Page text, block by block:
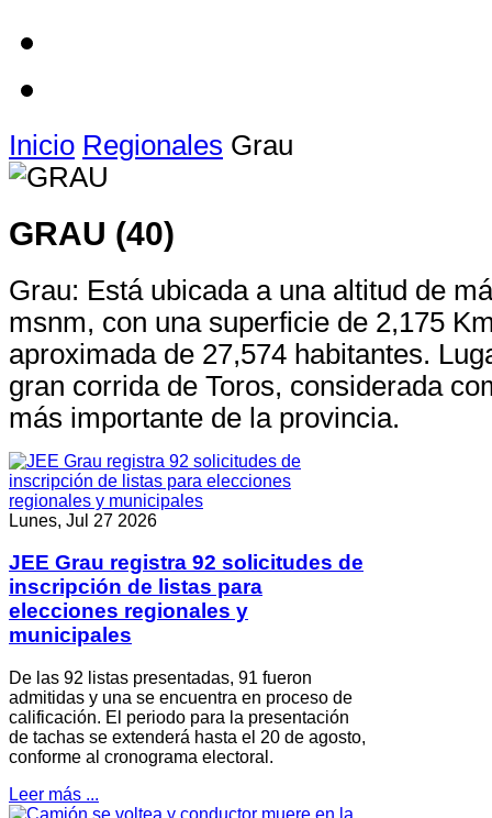
Inicio Regionales Grau
GRAU (40)
Grau: Está ubicada a una altitud de
msnm, con una superficie de 2,175
aproximada de 27,574 habitantes.
gran corrida de Toros, considerada
más importante de la provincia.
Lunes, Jul 27 2026
JEE Grau registra 92 solicitudes de
inscripción de listas para
elecciones regionales y
municipales
De las 92 listas presentadas, 91 fueron
admitidas y una se encuentra en proceso de
calificación. El periodo para la presentación
de tachas se extenderá hasta el 20 de agosto,
conforme al cronograma electoral.
Leer más ...